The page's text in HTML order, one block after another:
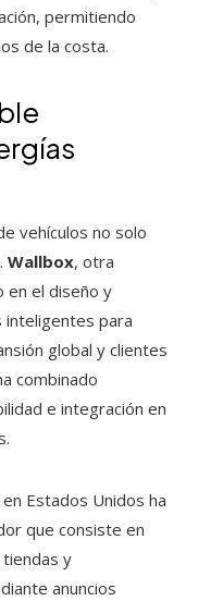
permitiendo
de la costa.
vehículos no solo
Wallbox, otra
en el diseño y
inteligentes para
global y clientes
combinado
e integración en
en Estados Unidos ha
que consiste en
y
anuncios